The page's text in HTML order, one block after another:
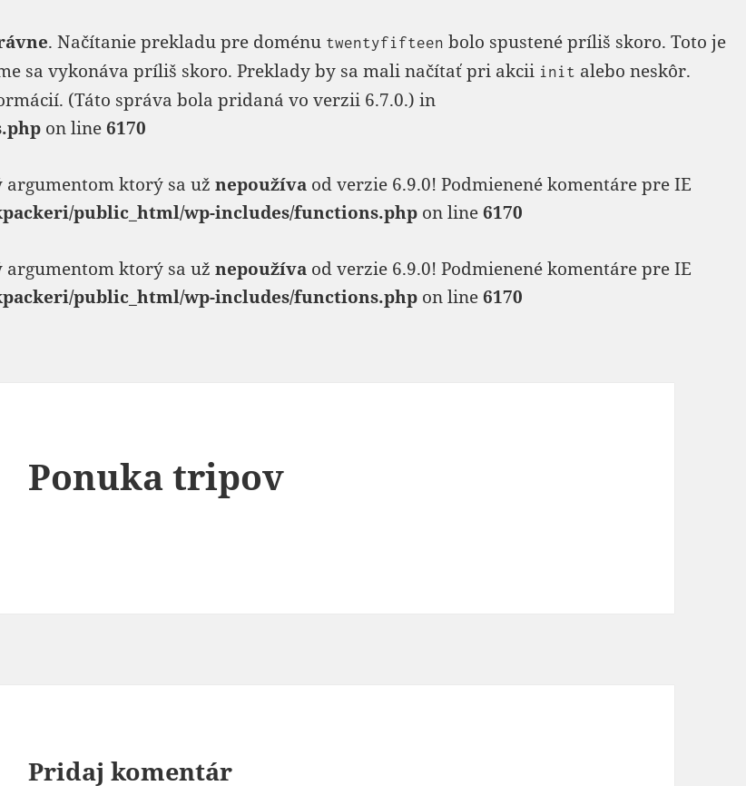
. Načítanie prekladu pre doménu twentyfifteen bolo spustené príliš skoro. Toto je
sa vykonáva príliš skoro. Preklady by sa mali načítať pri akcii init alebo neskôr.
(Táto správa bola pridaná vo verzii 6.7.0.) in
on line6170
argumentom ktorý sa už nepoužíva od verzie 6.9.0! Podmienené komentáre pre IE
public_html/wp-includes/functions.php on line6170
argumentom ktorý sa už nepoužíva od verzie 6.9.0! Podmienené komentáre pre IE
public_html/wp-includes/functions.php on line6170
Ponuka tripov
Pridaj komentár